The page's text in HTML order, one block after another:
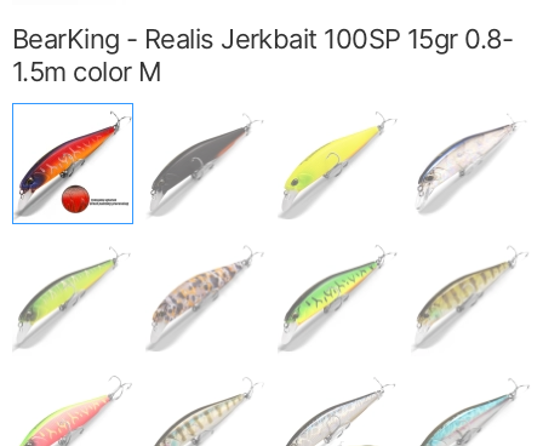
BearKing - Realis Jerkbait 100SP 15gr 0.8-
1.5m color M